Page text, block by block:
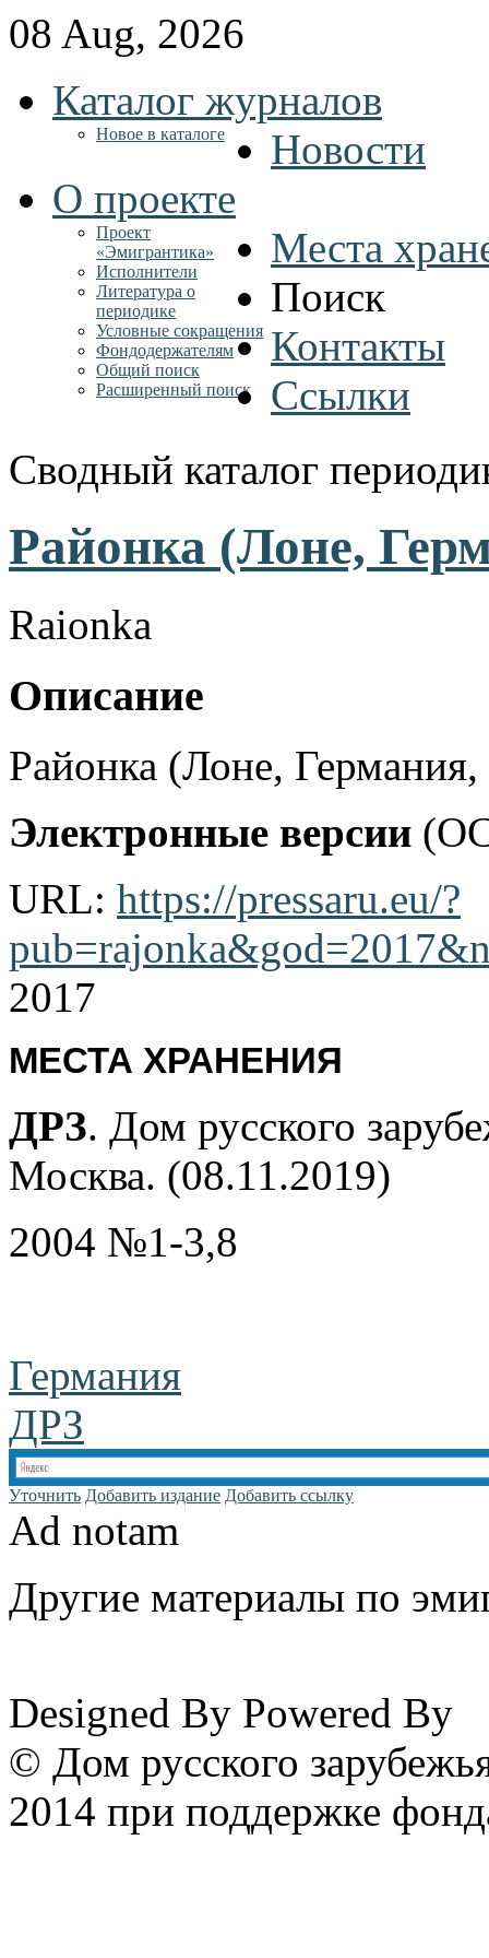
08 Aug, 2026
Каталог журналов
Новое в каталоге
Новости
О проекте
Проект
«Эмигрантика»
Исполнители
Литература о
периодике
Условные сокращения
Фондодержателям
Места
Поиск
Общий поиск
Расширенный поиск
Контакты
Ссылки
Сводный каталог
Районка (Лоне,
Raionka
Описание
Районка (Лоне,
Электронные версии
URL: https://pressaru.eu/?
2017
МЕСТА ХРАНЕНИЯ
ДРЗ. Дом русского
Москва. (08.11.2019)
2004 №1-3,8
Германия
ДРЗ
Уточнить Добавить издание Добавить ссылку
Ad notam
Другие материалы по
Designed By Powered By
© Дом русского
2014 при поддержке